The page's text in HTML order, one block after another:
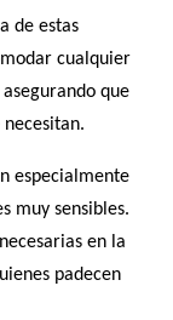
de estas
cualquier
que
especialmente
muy sensibles.
en la
padecen